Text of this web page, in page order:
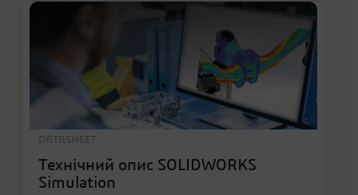
DATASHEET
Технічний опис SOLIDWORKS
Simulation